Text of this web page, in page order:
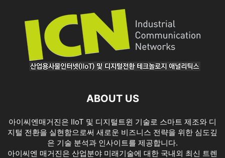
ABOUT US
아이씨엔매거진은 IIoT 및 디지털트윈 기술로 스마트 제조와 디
지털 전환을 실현함으로써 새로운 비즈니스 전략을 위한 심도깊
은 기술 분석과 인사이트를 제공합니다.
아이씨엔 매거진은 산업분야 미래기술에 대한 국내외 최신 트렌